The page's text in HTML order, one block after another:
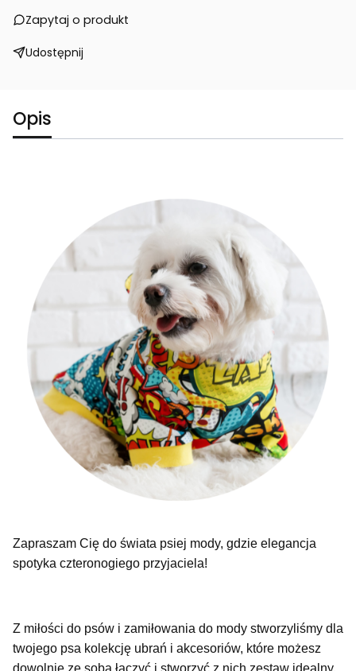
Zapytaj o produkt
Udostępnij
Opis
Zapraszam Cię do świata psiej mody, gdzie elegancja
spotyka czteronogiego przyjaciela!
Z miłości do psów i zamiłowania do mody stworzyliśmy dla
twojego psa kolekcję ubrań i akcesoriów, które możesz
dowolnie ze sobą łączyć i stworzyć z nich zestaw idealny,